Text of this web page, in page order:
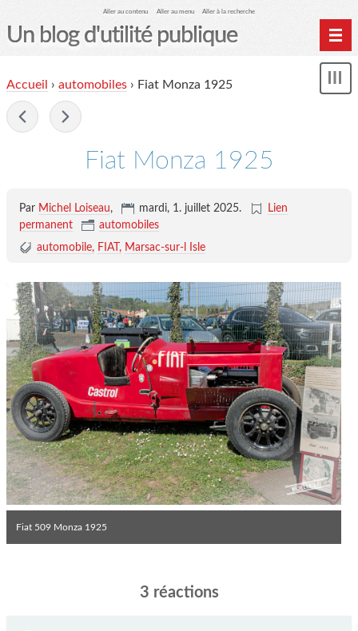
Aller au contenu Aller au menu Aller à la recherche
Un blog d'utilité publique
le Glob qui nuisait grave
Accueil › automobiles › Fiat Monza 1925
Fiat Monza 1925
Par Michel Loiseau, mardi, 1. juillet 2025.
Lien
permanent
automobiles
automobile
FIAT Marsac-sur-l Isle
Fiat 509 Monza 1925
3 réactions